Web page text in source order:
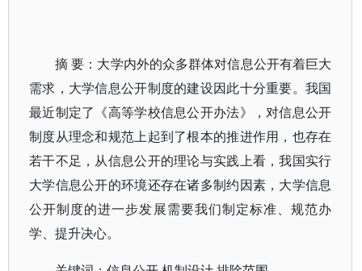
摘 要：大学内外的众多群体对信息公开有着巨大
需求，大学信息公开制度的建设因此十分重要。我国
最近制定了《高等学校信息公开办法》，对信息公开
制度从理念和规范上起到了根本的推进作用，也存在
若干不足，从信息公开的理论与实践上看，我国实行
大学信息公开的环境还存在诸多制约因素，大学信息
公开制度的进一步发展需要我们制定标准、规范办
学、提升决心。